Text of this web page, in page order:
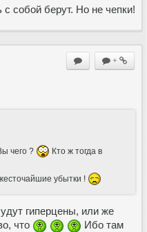
собой берут. Но не чепки!
+
чего ?
Кто ж тогда в
убытки !
гиперцены, или же
что
Ибо там